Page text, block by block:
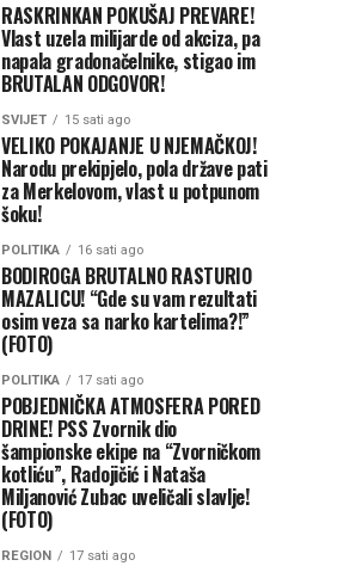
RASKRINKAN POKUŠAJ PREVARE!
Vlast uzela milijarde od akciza, pa
napala gradonačelnike, stigao im
BRUTALAN ODGOVOR!
SVIJET 15 sati ago
VELIKO POKAJANJE U NJEMAČKOJ!
Narodu prekipjelo, pola države pati
za Merkelovom, vlast u potpunom
šoku!
POLITIKA 16 sati ago
BODIROGA BRUTALNO RASTURIO
MAZALICU! “Gde su vam rezultati
osim veza sa narko kartelima?!”
(FOTO)
POLITIKA 17 sati ago
POBJEDNIČKA ATMOSFERA PORED
DRINE! PSS Zvornik dio
šampionske ekipe na “Zvorničkom
kotliću”, Radojičić i Nataša
Miljanović Zubac uveličali slavlje!
(FOTO)
REGION 17 sati ago